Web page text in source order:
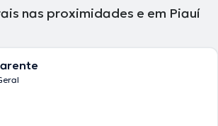
nas proximidades e em Piauí